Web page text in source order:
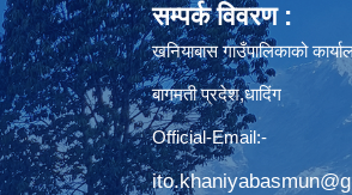
सम्पर्क विवरण :
खनियाबास गाउँपालिकाको
बागमती प्रदेश,धादिंग
Official-Email:-